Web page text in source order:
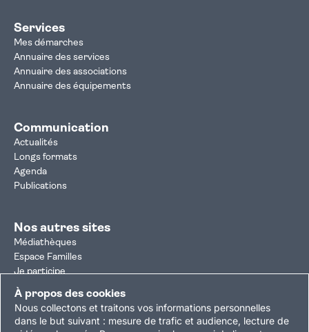
À propos des cookies
Nous collectons et traitons vos informations personnelles
dans le but suivant : mesure de trafic et audience, lecture de
Services
Mes démarches
Annuaire des services
Annuaire des associations
Annuaire des équipements
Communication
Actualités
Longs formats
Agenda
Publications
Nos autres sites
Médiathèques
Espace Familles
Je participe
Autorisation d'urbanisme
Résultats électoraux
Plan du site Nous contacterMentions légales